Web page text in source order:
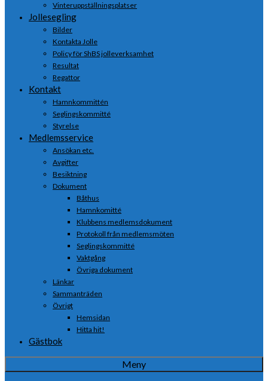
Vinteruppställningsplatser
Jollesegling
Bilder
Kontakta Jolle
Policy för ShBS jolleverksamhet
Resultat
Regattor
Kontakt
Hamnkommittén
Seglingskommitté
Styrelse
Medlemsservice
Ansökan etc.
Avgifter
Besiktning
Dokument
Båthus
Hamnkomitté
Klubbens medlemsdokument
Protokoll från medlemsmöten
Seglingskommitté
Vaktgång
Övriga dokument
Länkar
Sammanträden
Övrigt
Hemsidan
Hitta hit!
Gästbok
Meny